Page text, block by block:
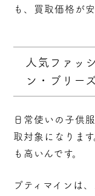
も、買取価格が
人気ファッ
ン・ブリー
日常使いの子供
取対象になりま
も高いんです。
プティマインは